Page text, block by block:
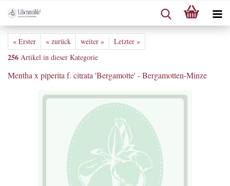
« Erster « zurück weiter » Letzter »
256 Artikel in dieser Kategorie
Mentha x piperita f. citrata 'Bergamotte' - Bergamotten-Minze